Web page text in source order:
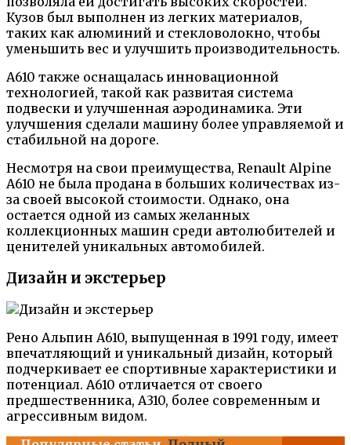
Кузов был выполнен из легких материалов,
таких как алюминий и стекловолокно, чтобы
уменьшить вес и улучшить производительность.
А610 также оснащалась инновационной
технологией, такой как развитая система
подвески и улучшенная аэродинамика. Эти
улучшения сделали машину более управляемой и
стабильной на дороге.
Несмотря на свои преимущества, Renault Alpine
A610 не была продана в больших количествах из-
за своей высокой стоимости. Однако, она
остается одной из самых желанных
коллекционных машин среди автолюбителей и
ценителей уникальных автомобилей.
Дизайн и экстерьер
Рено Альпин А610, выпущенная в 1991 году, имеет
впечатляющий и уникальный дизайн, который
подчеркивает ее спортивные характеристики и
потенциал. А610 отличается от своего
предшественника, А310, более современным и
агрессивным видом.